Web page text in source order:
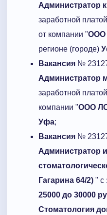
Администратор
заработной платой
от компании "ООО
регионе (городе)
Вакансия №
Администратор
заработной платой
компании "ООО
Уфа;
Вакансия №
Администратор
Гагарина 64/2) " с
25000 до 30000
Стоматология